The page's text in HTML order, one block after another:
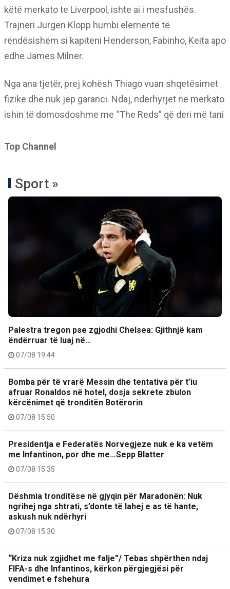
këtë merkato te Liverpool, ishte ai i mesfushës.
Trajneri Jurgen Klopp humbi elementë të
rëndësishëm si kapiteni Henderson, Fabinho, Keita apo
edhe James Milner.
Nga ana tjetër, prej kohësh Thiago vuan shqetësimet
fizike dhe nuk jep garanci. Ndaj, ndërhyrjet në merkato
ishin të domosdoshme me “The Reds” që deri më tani
Top Channel
Sport »
Palestra tregon pse zgjodhi Chelsea: Gjithnjë kam
ëndërruar të luaj në…
07/08 19:44
Bomba për të vrarë Messin dhe tentativa për t’iu
afruar Ronaldos në hotel, dosja sekrete zbulon
kërcënimet që tronditën Botërorin
07/08 15:50
Presidentja e Federatës Norvegjeze nuk e ka vetëm
me Infantinon, por dhe me…Sepp Blatter
07/08 15:35
Dëshmia tronditëse në gjyqin për Maradonën: Nuk
ngrihej nga shtrati, s’donte të lahej e as të hante,
askush nuk ndërhyri
07/08 15:30
“Kriza nuk zgjidhet me falje”/ Tebas shpërthen ndaj
FIFA-s dhe Infantinos, kërkon përgjegjësi për
vendimet e fshehura